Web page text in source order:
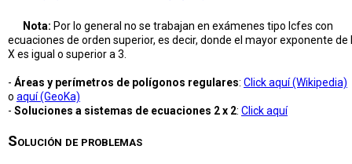
Nota: Por lo general no se trabajan en exámenes tipo Icfes con
ecuaciones de orden superior, es decir, donde el mayor exponente de
X es igual o superior a 3.
- Áreas y perímetros de polígonos regulares: Click aquí (Wikipedia)
o aquí (GeoKa)
- Soluciones a sistemas de ecuaciones 2 x 2: Click aquí
Solución de problemas